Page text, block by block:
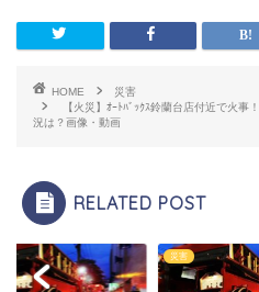
HOME
災害
【火災】ｵｰﾄﾊﾞｯｸｽ鈴蘭台店付近で火
況は？画像・動画
RELATED POST
災害